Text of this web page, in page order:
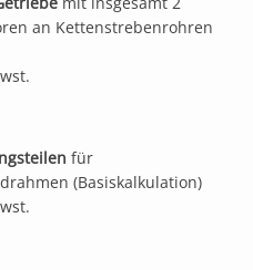
an Kettenstrebenrohren
für
(Basiskalkulation)